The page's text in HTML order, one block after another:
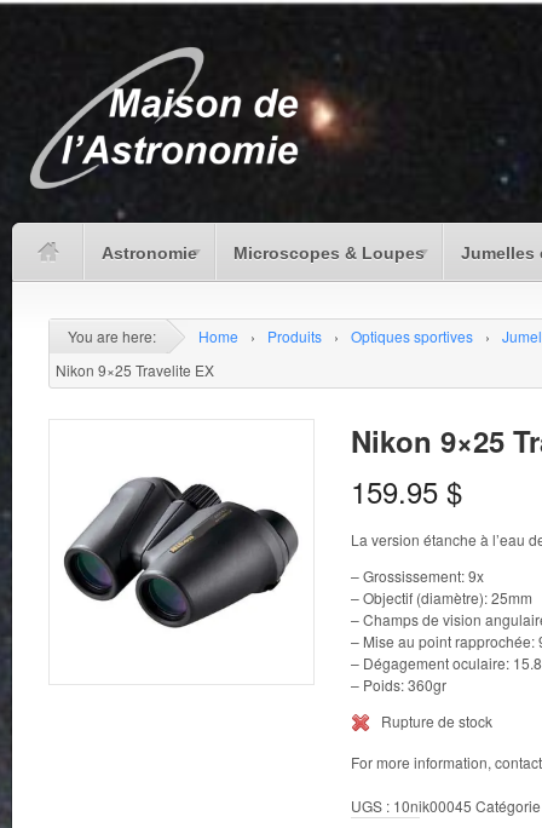
Astronomie Microscopes & Loupes Jumelles
You are here: Home › Produits › Optiques sportives ›
Nikon 9×25 Travelite EX
Nikon 9×25
159.95 $
La version étanche à l’eau
– Grossissement: 9x
– Objectif (diamètre): 25mm
– Champs de vision
– Mise au point rapprochée:
– Dégagement oculaire:
– Poids: 360gr
Rupture de stock
For more information,
UGS : 10nik00045